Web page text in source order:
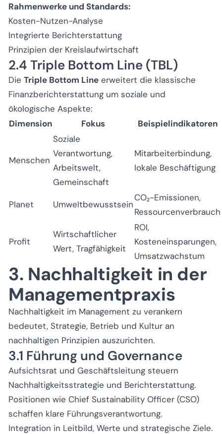
Rahmenwerke und Standards:
Kosten-Nutzen-Analyse
Integrierte Berichterstattung
Prinzipien der Kreislaufwirtschaft
2.4 Triple Bottom Line (TBL)
Die Triple Bottom Line erweitert die klassische
Finanzberichterstattung um soziale und
ökologische Aspekte:
Dimension
Fokus Beispielindikatoren
Menschen
Soziale
Verantwortung,
Arbeitswelt,
Gemeinschaft
Mitarbeiterbindung,
lokale Beschäftigung
Planet Umweltbewusstsein
CO₂-Emissionen,
Ressourcenverbrauch
Profit
Wirtschaftlicher
Wert, Tragfähigkeit
ROI,
Kosteneinsparungen,
Umsatzwachstum
3. Nachhaltigkeit in der
Managementpraxis
Nachhaltigkeit im Management zu verankern
bedeutet, Strategie, Betrieb und Kultur an
nachhaltigen Prinzipien auszurichten.
3.1 Führung und Governance
Aufsichtsrat und Geschäftsleitung steuern
Nachhaltigkeitsstrategie und Berichterstattung.
Positionen wie Chief Sustainability Officer (CSO)
schaffen klare Führungsverantwortung.
Integration in Leitbild, Werte und strategische Ziele.